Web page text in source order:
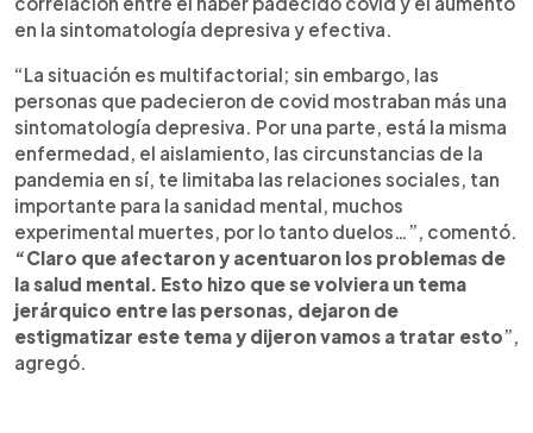
en la sintomatología depresiva y efectiva.
“La situación es multifactorial; sin embargo, las
personas que padecieron de covid mostraban más una
sintomatología depresiva. Por una parte, está la misma
enfermedad, el aislamiento, las circunstancias de la
pandemia en sí, te limitaba las relaciones sociales, tan
importante para la sanidad mental, muchos
experimental muertes, por lo tanto duelos…”, comentó.
“Claro que afectaron y acentuaron los problemas de
la salud mental. Esto hizo que se volviera un tema
jerárquico entre las personas, dejaron de
estigmatizar este tema y dijeron vamos a tratar esto”,
agregó.